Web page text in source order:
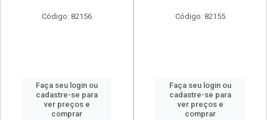
Código: 82156
Faça seu login ou
cadastre-se para
ver preços e
comprar
Código: 82155
Faça seu login ou
cadastre-se para
ver preços e
comprar